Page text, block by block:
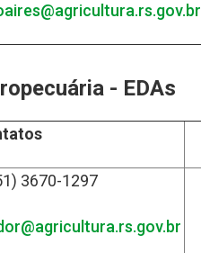
- EDAs
3670-1297